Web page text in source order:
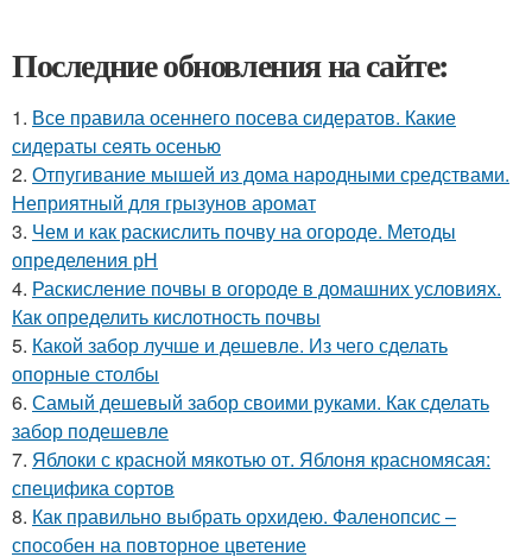
Последние обновления на сайте:
1. Все правила осеннего посева сидератов. Какие
сидераты сеять осенью
2. Отпугивание мышей из дома народными средствами.
Неприятный для грызунов аромат
3. Чем и как раскислить почву на огороде. Методы
определения рН
4. Раскисление почвы в огороде в домашних условиях.
Как определить кислотность почвы
5. Какой забор лучше и дешевле. Из чего сделать
опорные столбы
6. Самый дешевый забор своими руками. Как сделать
забор подешевле
7. Яблоки с красной мякотью от. Яблоня красномясая:
специфика сортов
8. Как правильно выбрать орхидею. Фаленопсис –
способен на повторное цветение